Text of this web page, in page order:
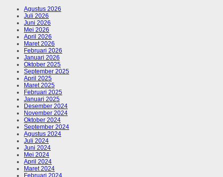
Agustus 2026
Juli 2026
Juni 2026
Mei 2026
April 2026
Maret 2026
Februari 2026
Januari 2026
Oktober 2025
September 2025
April 2025
Maret 2025
Februari 2025
Januari 2025
Desember 2024
November 2024
Oktober 2024
September 2024
Agustus 2024
Juli 2024
Juni 2024
Mei 2024
April 2024
Maret 2024
Februari 2024